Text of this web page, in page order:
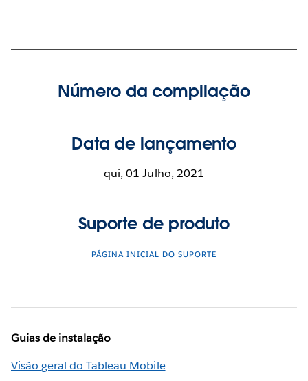
Número da compilação
Data de lançamento
qui, 01 Julho, 2021
Suporte de produto
PÁGINA INICIAL DO SUPORTE
Guias de instalação
Visão geral do Tableau Mobile